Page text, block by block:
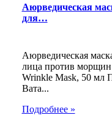
Аюрведическая
для…
Аюрведическая
лица против
Wrinkle Mask, 50 мл
Вата...
Подробнее »